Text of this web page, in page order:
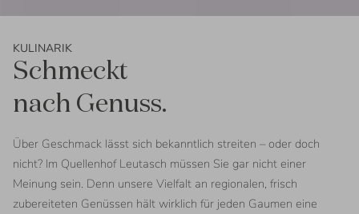
KULINARIK
Schmeckt
nach Genuss.
Über Geschmack lässt sich bekanntlich streiten – oder doch
nicht? Im Quellenhof Leutasch müssen Sie gar nicht einer
Meinung sein. Denn unsere Vielfalt an regionalen, frisch
zubereiteten Genüssen hält wirklich für jeden Gaumen eine